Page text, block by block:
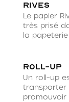
Rives
Le papier
très prisé
la
Roll-up
Un roll-up
transporter
promouvoir